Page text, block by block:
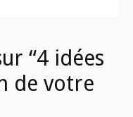
“4 idées
de votre